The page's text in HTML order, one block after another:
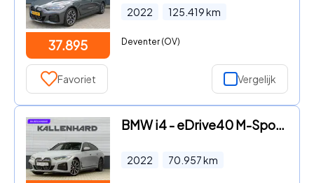
37.895
2022 125.419km
Deventer (OV)
Favoriet Vergelijk
BMW i4 - eDrive40 M-Sport - Shadow Line - 19 inch - ACC - Hifi - SOH
2022 70.957km